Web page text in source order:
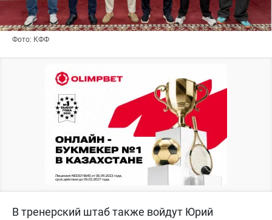
Фото: КФФ
В тренерский штаб также войдут Юрий